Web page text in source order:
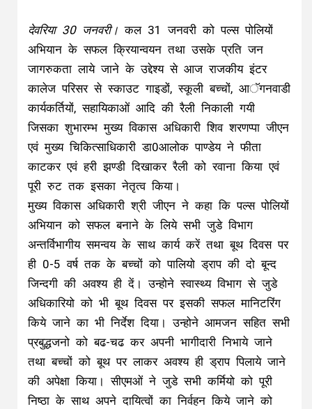
देवरिया 30 जनवरी। कल 31 जनवरी को पल्स पोलियों
अभियान के सफल क्रियान्वयन तथा उसके प्रति जन
जागरुकता लाये जाने के उद्देश्य से आज राजकीय इंटर
कालेज परिसर से स्काउट गाइडों, स्कूली बच्चों, आॅगनवाडी
कार्यकर्तियों, सहायिकाओं आदि की रैली निकाली गयी
जिसका शुभारम्भ मुख्य विकास अधिकारी शिव शरणप्पा जीएन
एवं मुख्य चिकित्साधिकारी डा0आलोक पाण्डेय ने फीता
काटकर एवं हरी झण्डी दिखाकर रैली को रवाना किया एवं
पूरी रुट तक इसका नेतृत्व किया।
मुख्य विकास अधिकारी श्री जीएन ने कहा कि पल्स पोलियों
अभियान को सफल बनाने के लिये सभी जुडे विभाग
अन्तर्विभागीय समन्वय के साथ कार्य करें तथा बूथ दिवस पर
ही 0-5 वर्ष तक के बच्चों को पालियो ड्राप की दो बून्द
जिन्दगी की अवश्य ही दें। उन्होने स्वास्थ्य विभाग से जुडे
अधिकारियो को भी बूथ दिवस पर इसकी सफल मानिटरिंग
किये जाने का भी निर्देश दिया। उन्होने आमजन सहित सभी
प्रबुद्धजनो को बढ-चढ कर अपनी भागीदारी निभाये जाने
तथा बच्चों को बूथ पर लाकर अवश्य ही ड्राप पिलाये जाने
की अपेक्षा किया। सीएमओं ने जुडे सभी कर्मियो को पूरी
निष्ठा के साथ अपने दायित्वों का निर्वहन किये जाने को